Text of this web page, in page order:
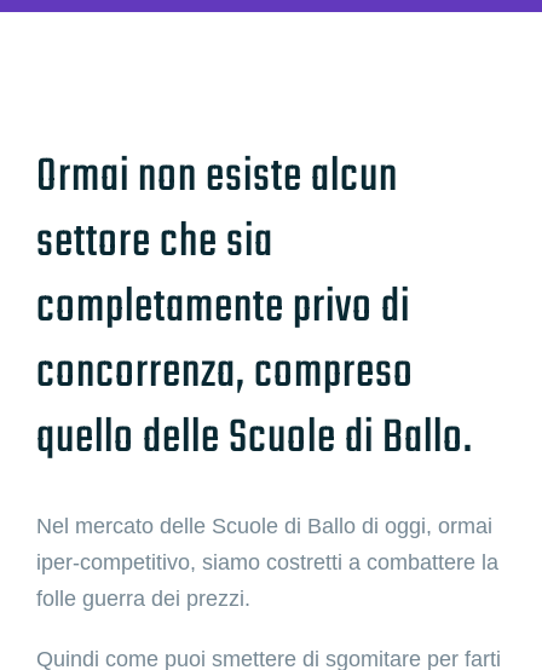
Ormai non esiste alcun
settore che sia
completamente privo di
concorrenza, compreso
quello delle Scuole di Ballo.
Nel mercato delle Scuole di Ballo di oggi, ormai
iper-competitivo, siamo costretti a combattere la
folle guerra dei prezzi.
Quindi come puoi smettere di sgomitare per farti